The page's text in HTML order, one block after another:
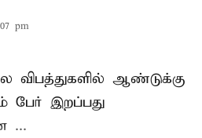
pm
விபத்துகளில் ஆண்டுக்கு
பேர் இறப்பது
...